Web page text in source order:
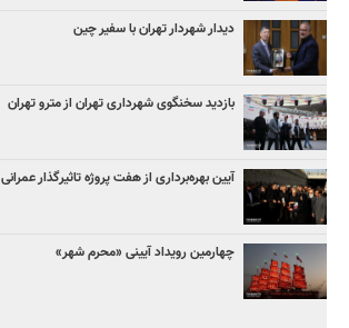
دیدار شهردار تهران با سفیر چین
بازدید سخنگوی شهرداری تهران از مترو تهران
آیین‌ بهره‌برداری از هفت پروژه تاثیرگذار عمرانی
چهارمین رویداد آیینی «محرم شهر»